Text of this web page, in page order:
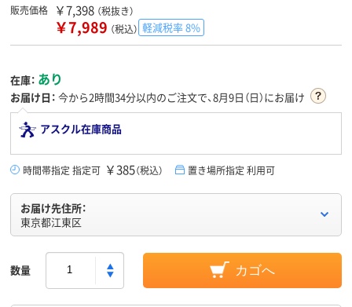
販売価格 ￥7,398 （税抜き）
￥7,989 （税込） 軽減税率 8%
在庫： あり
お届け日： 今から2時間34分以内のご注文で、8月9日（日）にお届け
アスクル在庫商品
時間帯指定 指定可 ￥385（税込） 置き場所指定 利用可
お届け先住所：
東京都江東区
数量 カゴへ